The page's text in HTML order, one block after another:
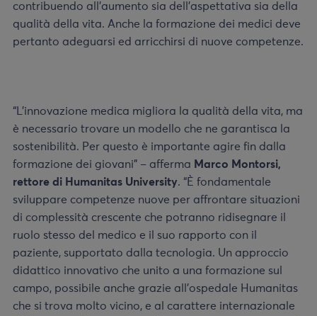
contribuendo all’aumento sia dell’aspettativa sia della
qualità della vita. Anche la formazione dei medici deve
pertanto adeguarsi ed arricchirsi di nuove competenze.
“L’innovazione medica migliora la qualità della vita, ma
è necessario trovare un modello che ne garantisca la
sostenibilità. Per questo è importante agire fin dalla
formazione dei giovani” – afferma Marco Montorsi,
rettore di Humanitas University. “È fondamentale
sviluppare competenze nuove per affrontare situazioni
di complessità crescente che potranno ridisegnare il
ruolo stesso del medico e il suo rapporto con il
paziente, supportato dalla tecnologia. Un approccio
didattico innovativo che unito a una formazione sul
campo, possibile anche grazie all’ospedale Humanitas
che si trova molto vicino, e al carattere internazionale